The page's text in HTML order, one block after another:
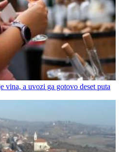
vina, a uvozi ga gotovo deset puta